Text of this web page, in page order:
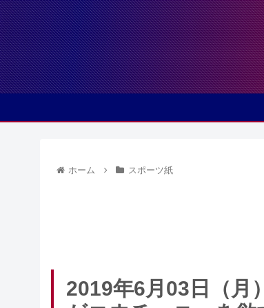
ホーム スポーツ紙
2019年6月03日（月